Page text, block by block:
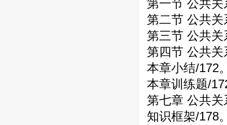
第一节 公共
第二节 公共
第三节 公共
第四节 公共
本章小结/172
本章训练题/
第七章 公共
知识框架/178